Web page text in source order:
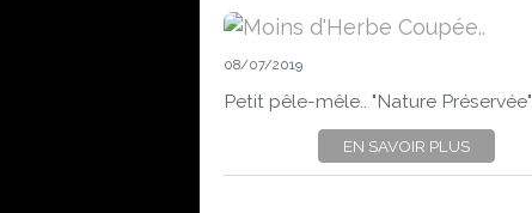
08/07/2019
Petit pêle-mêle.. "Nature Préservée"
EN SAVOIR PLUS